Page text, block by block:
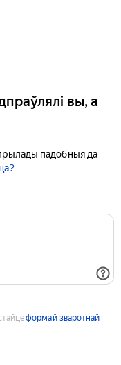
вы, а
падобныя да
формай зваротнай